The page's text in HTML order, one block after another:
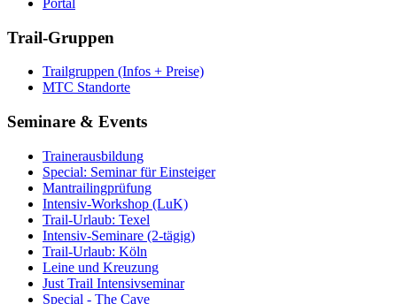
Portal
Trail-Gruppen
Trailgruppen (Infos + Preise)
MTC Standorte
Seminare & Events
Trainerausbildung
Special: Seminar für Einsteiger
Mantrailingprüfung
Intensiv-Workshop (LuK)
Trail-Urlaub: Texel
Intensiv-Seminare (2-tägig)
Trail-Urlaub: Köln
Leine und Kreuzung
Just Trail Intensivseminar
Special - The Cave